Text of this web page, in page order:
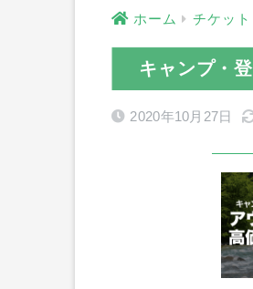
ホーム チケッ
キャンプ・
2020年10月27日